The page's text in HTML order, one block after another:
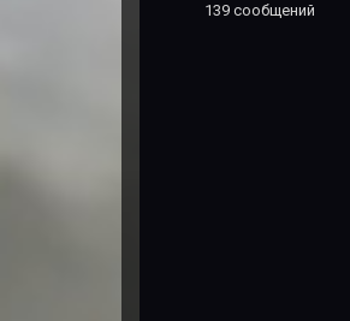
139 сообщений